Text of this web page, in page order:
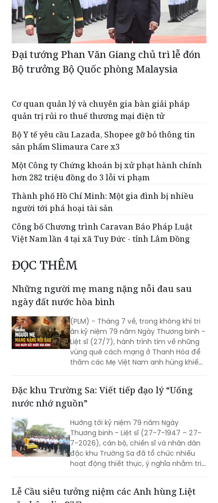
Đại tướng Phan Văn Giang chủ trì lễ đón
Bộ trưởng Bộ Quốc phòng Malaysia
Cơ quan quản lý và chuyên gia bàn giải pháp
quản trị rủi ro thuế thương mại điện tử
Bộ Y tế yêu cầu Lazada, Shopee gỡ bỏ thông tin
sản phẩm Slimaura Care x3
Một Công ty Chứng khoán bị xử phạt hành chính
hơn 282 triệu đồng do 3 lỗi vi phạm
Thành phố Hồ Chí Minh: Một gia đình bị nhiều
người tới phá hoại tài sản
Công bố Chương trình Caravan Báo Pháp Luật
Việt Nam lần 4 tại xã Tuy Đức - tỉnh Lâm Đồng
ĐỌC THÊM
Những người mẹ mang nặng nỗi đau sau
ngày đất nước hòa bình
(PLM) - Tháng 7 về, trong không khí tri
ân kỷ niệm 79 năm Ngày Thương binh -
Liệt sĩ (27/7), hành trình tìm về những
vùng quê cách mạng ở Thanh Hóa để
thăm các Mẹ Việt Nam anh hùng khiến
xuân, dành cả những người thân yêu
nhất cho độc lập, tự do của Tổ quốc.
qua, nỗi đau mất chồng, mất con vẫn
lặng lẽ nằm lại trong ánh mắt, trong
từng câu chuyện kể của các mẹ.
Đặc khu Trường Sa: Viết tiếp đạo lý “Uống
nước nhớ nguồn”
Hướng tới kỷ niệm 79 năm Ngày
Thương binh - Liệt sĩ (27-7-1947 – 27-
7-2026), cán bộ, chiến sĩ và nhân dân
đặc khu Trường Sa đã tổ chức nhiều
hoạt động thiết thực, ý nghĩa nhằm tri
những người có công với cách mạng.
Lễ Cầu siêu tưởng niệm các Anh hùng Liệt